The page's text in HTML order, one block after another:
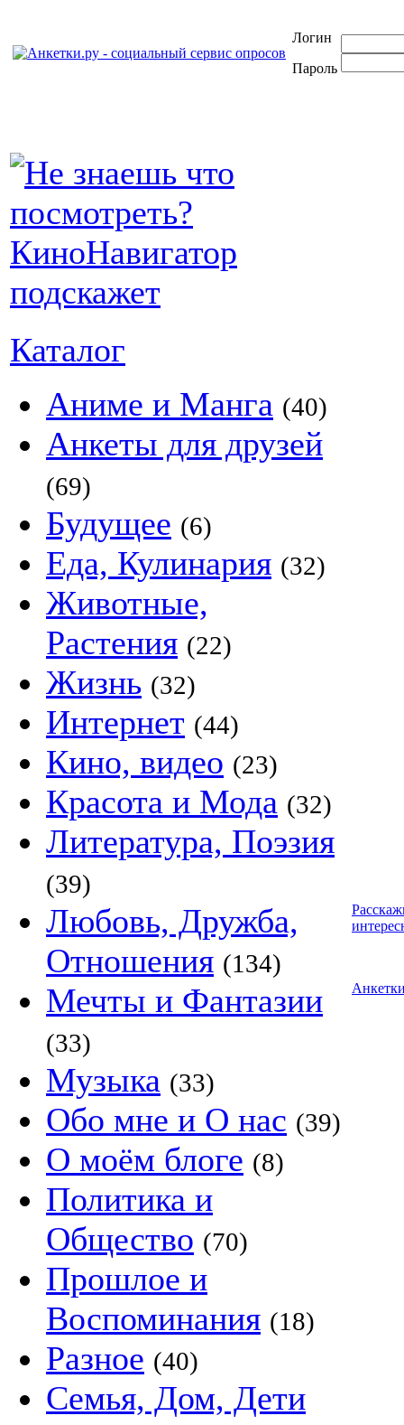
Логин
Пароль
Каталог
Аниме и Манга (40)
Анкеты для друзей
(69)
Будущее (6)
Еда, Кулинария (32)
Животные,
Растения (22)
Жизнь (32)
Интернет (44)
Кино, видео (23)
Красота и Мода (32)
Литература, Поэзия
(39)
Любовь, Дружба,
Отношения (134)
Мечты и Фантазии
(33)
Музыка (33)
Обо мне и О нас (39)
О моём блоге (8)
Политика и
Общество (70)
Прошлое и
Воспоминания (18)
Разное (40)
Семья, Дом, Дети